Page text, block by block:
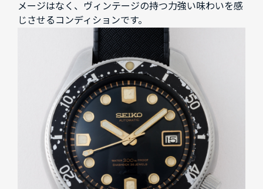
メージはなく、ヴィンテージの持つ力強い味わいを感
じさせるコンディションです。